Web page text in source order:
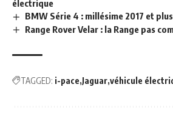
électrique
BMW Série 4 : millésime 2017 et
Range Rover Velar : la Range pas
TAGGED: i-pace Jaguar véhicule